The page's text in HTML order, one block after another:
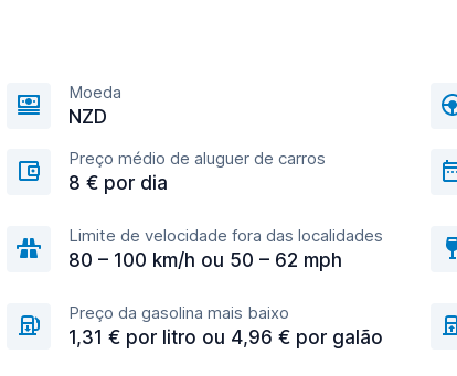
Moeda
NZD
Preço médio de aluguer de carros
8 € por dia
Limite de velocidade fora das localidades
80 – 100 km/h ou 50 – 62 mph
Preço da gasolina mais baixo
1,31 € por litro ou 4,96 € por galão